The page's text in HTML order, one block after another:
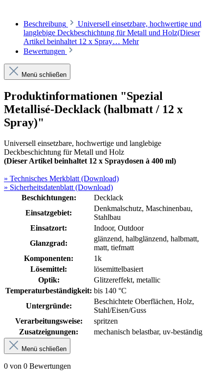
Beschreibung
Universell einsetzbare, hochwertige und
langlebige Deckbeschichtung für Metall und Holz(Dieser
Artikel beinhaltet 12 x Spray… Mehr
Bewertungen
Menü schließen
Produktinformationen "Spezial
Metallisé-Decklack (halbmatt / 12 x
Spray)"
Universell einsetzbare, hochwertige und langlebige
Deckbeschichtung für Metall und Holz
(Dieser Artikel beinhaltet 12 x Spraydosen à 400 ml)
» Technisches Merkblatt (Download)
» Sicherheitsdatenblatt (Download)
Beschichtungen:
Decklack
Einsatzgebiet:
Denkmalschutz, Maschinenbau,
Stahlbau
Einsatzort:
Indoor, Outdoor
Glanzgrad:
glänzend, halbglänzend, halbmatt,
matt, tiefmatt
Komponenten:
1k
Lösemittel:
lösemittelbasiert
Optik:
Glitzereffekt, metallic
Temperaturbeständigkeit: bis 140 °C
Untergründe:
Beschichtete Oberflächen, Holz,
Stahl/Eisen/Guss
Verarbeitungsweise:
spritzen
Zusatzeignungen:
mechanisch belastbar, uv-beständig
Menü schließen
0 von 0 Bewertungen